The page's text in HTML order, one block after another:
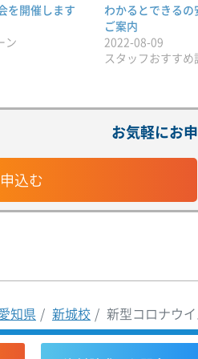
を開催します
ン
わかるとできる
ご案内
2022-08-09
スタッフおすすめ
お気軽にお
込む
知県 新城校 新型コロナウ